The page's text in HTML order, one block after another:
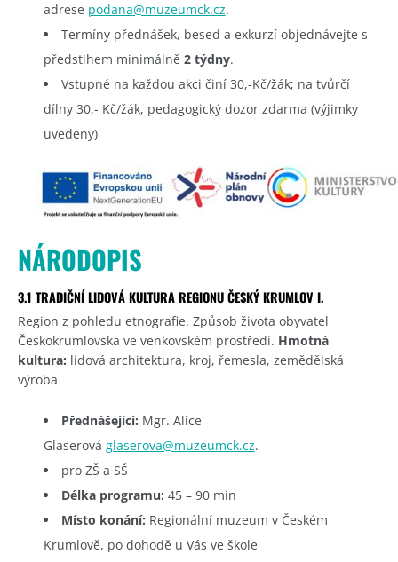
adrese podana@muzeumck.cz.
Termíny přednášek, besed a exkurzí objednávejte s
předstihem minimálně 2 týdny.
Vstupné na každou akci činí 30,-Kč/žák; na tvůrčí
dílny 30,- Kč/žák, pedagogický dozor zdarma (výjimky
uvedeny)
NÁRODOPIS
3.1 TRADIČNÍ LIDOVÁ KULTURA REGIONU ČESKÝ KRUMLOV I.
Region z pohledu etnografie. Způsob života obyvatel
Českokrumlovska ve venkovském prostředí. Hmotná
kultura: lidová architektura, kroj, řemesla, zemědělská
výroba
Přednášející: Mgr. Alice
Glaserová glaserova@muzeumck.cz.
pro ZŠ a SŠ
Délka programu: 45 – 90 min
Místo konání: Regionální muzeum v Českém
Krumlově, po dohodě u Vás ve škole